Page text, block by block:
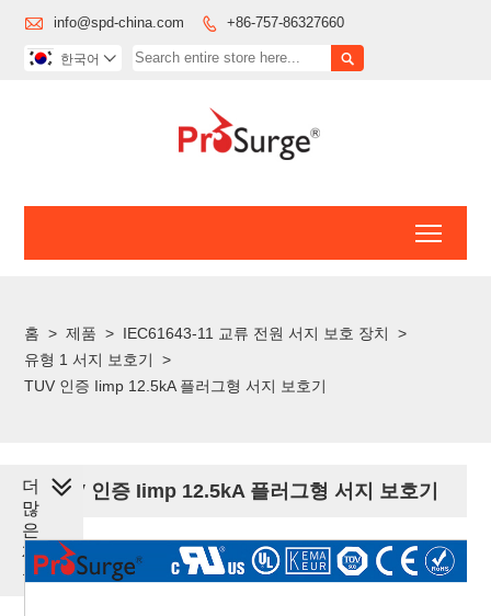
 info@spd-china.com  +86-757-86327660

한국어 
홈 > 제품 > IEC61643-11 교류 전원 서지 보호 장치
>
유형 1 서지 보호기
>
TUV 인증 Iimp 12.5kA 플러그형 서지 보호기
TUV 인증 Iimp 12.5kA 플러그형 서지 보호기
더
많
은
제
품